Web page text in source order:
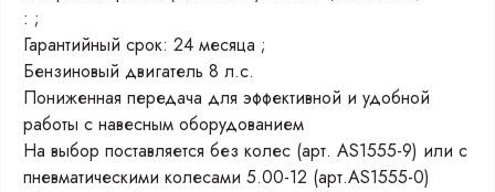
: ;
Гарантийный срок: 24 месяца ;
Бензиновый двигатель 8 л.с.
Пониженная передача для эффективной и удобной
работы с навесным оборудованием
На выбор поставляется без колес (арт. AS1555-9) или с
пневматическими колесами 5.00-12 (арт.AS1555-0)